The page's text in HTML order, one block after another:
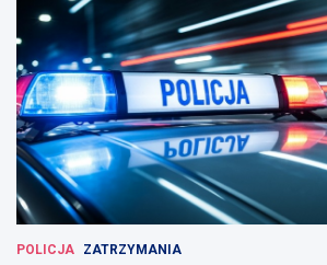
POLICJA ZATRZYMANIA